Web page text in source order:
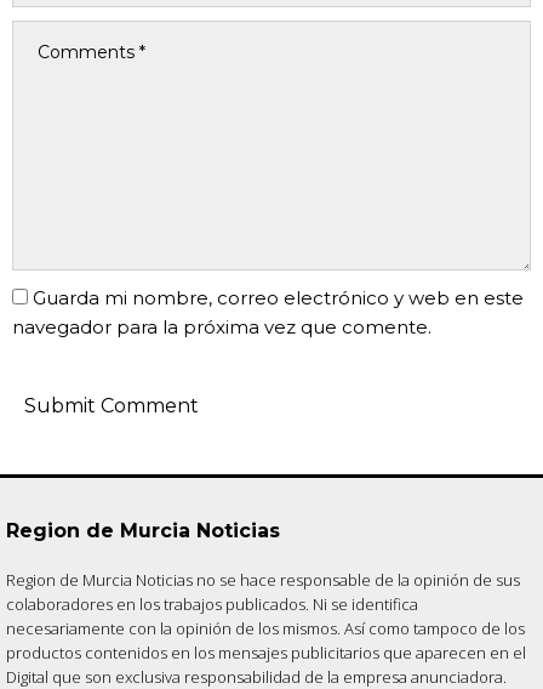
Guarda mi nombre, correo electrónico y web en este
navegador para la próxima vez que comente.
Region de Murcia Noticias
Region de Murcia Noticias no se hace responsable de la opinión de sus
colaboradores en los trabajos publicados. Ni se identifica
necesariamente con la opinión de los mismos. Así como tampoco de los
productos contenidos en los mensajes publicitarios que aparecen en el
Digital que son exclusiva responsabilidad de la empresa anunciadora.